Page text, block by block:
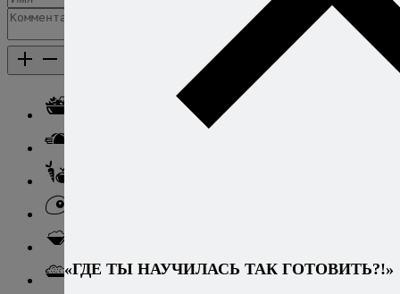
Добавить комментарий
Каталог рецептов
Ризотто
«ГДЕ ТЫ НАУЧИЛАСЬ ТАК ГОТОВИТЬ?!»